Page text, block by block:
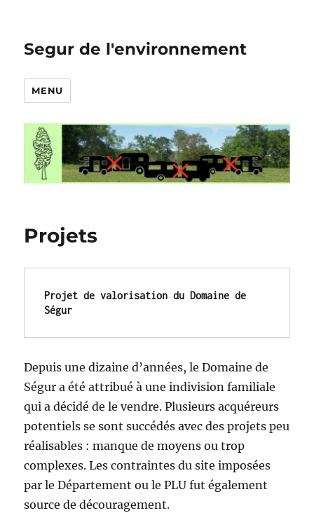
Segur de l'environnement
MENU
Projets
Projet de valorisation du Domaine de
Ségur
Depuis une dizaine d’années, le Domaine de
Ségur a été attribué à une indivision familiale
qui a décidé de le vendre. Plusieurs acquéreurs
potentiels se sont succédés avec des projets peu
réalisables : manque de moyens ou trop
complexes. Les contraintes du site imposées
par le Département ou le PLU fut également
source de découragement.